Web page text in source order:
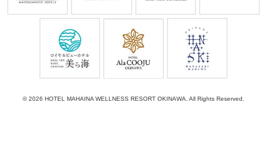
© 2026 HOTEL MAHAINA WELLNESS RESORT OKINAWA. All Rights Reserved.